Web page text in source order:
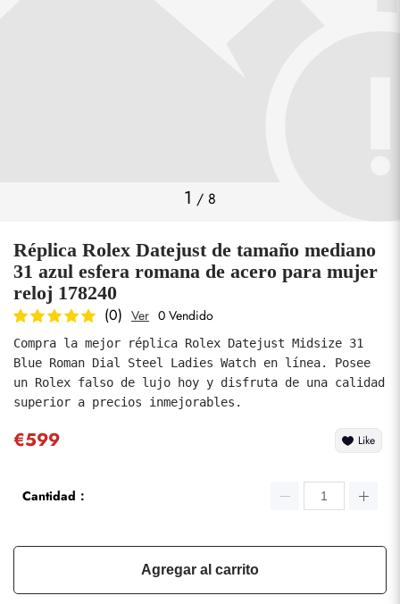
1 / 8
Réplica Rolex Datejust de tamaño mediano
31 azul esfera romana de acero para mujer
reloj 178240
(0) Ver 0 Vendido
Compra la mejor réplica Rolex Datejust Midsize 31
Blue Roman Dial Steel Ladies Watch en línea. Posee
un Rolex falso de lujo hoy y disfruta de una calidad
superior a precios inmejorables.
€599 Like
Cantidad：
Agregar al carrito
enviar